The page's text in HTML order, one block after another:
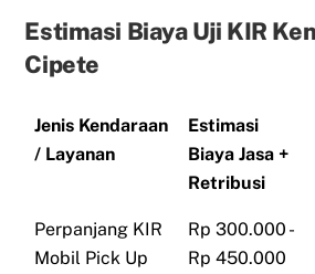
Estimasi Biaya Uji KIR
Cipete
Jenis Kendaraan
/ Layanan
Estimasi
Biaya Jasa +
Retribusi
Perpanjang KIR
Mobil Pick Up
Rp 300.000 -
Rp 450.000